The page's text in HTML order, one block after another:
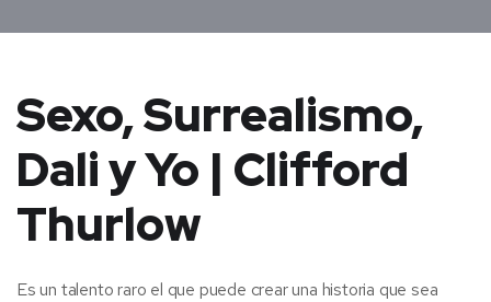
Sexo, Surrealismo,
Dali y Yo | Clifford
Thurlow
Es un talento raro el que puede crear una historia que sea